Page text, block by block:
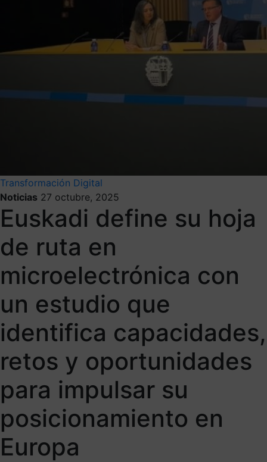
Transformación Digital
Noticias 27 octubre, 2025
Euskadi define su hoja
de ruta en
microelectrónica con
un estudio que
identifica capacidades,
retos y oportunidades
para impulsar su
posicionamiento en
Europa